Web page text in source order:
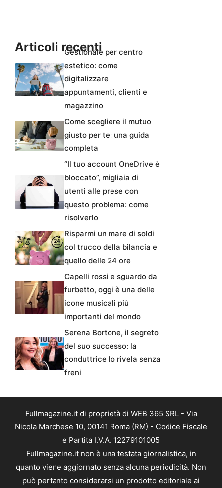
Articoli recentiGestionale per centro
estetico: come
digitalizzare
appuntamenti, clienti e
magazzino
Come scegliere il mutuo
giusto per te: una guida
completa
“Il tuo account OneDrive è
bloccato”, migliaia di
utenti alle prese con
questo problema: come
risolverlo
Risparmi un mare di soldi
col trucco della bilancia e
quello delle 24 ore
Capelli rossi e sguardo da
furbetto, oggi è una delle
icone musicali più
importanti del mondo
Serena Bortone, il segreto
del suo successo: la
conduttrice lo rivela senza
freni
Fullmagazine.it di proprietà di WEB 365 SRL - Via
Nicola Marchese 10, 00141 Roma (RM) - Codice Fiscale
e Partita I.V.A. 12279101005
Fullmagazine.it non è una testata giornalistica, in
quanto viene aggiornato senza alcuna periodicità. Non
può pertanto considerarsi un prodotto editoriale ai